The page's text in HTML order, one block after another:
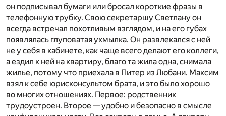
он подписывал бумаги или бросал короткие фразы в
телефонную трубку. Свою секретаршу Светлану он
всегда встречал похотливым взглядом, и на его губах
появлялась глуповатая ухмылка. Он развлекался с ней
не у себя в кабинете, как чаще всего делают его коллеги,
а ездил к ней на квартиру, благо та жила одна, снимала
жилье, потому что приехала в Питер из Любани. Максим
взял к себе юрисконсультом брата, и это было хорошо
во многих отношениях. Первое: родственник
трудоустроен. Второе — удобно и безопасно в смысле